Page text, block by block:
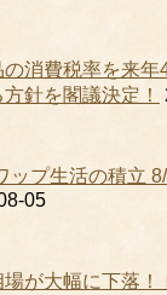
消費税率を来年
針を閣議決定！
ップ生活の積立
05
場が大幅に下落！